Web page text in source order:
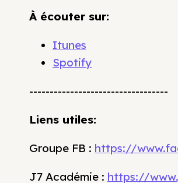
À écouter sur:
Itunes
Spotify
----------------------------------
Liens utiles:
Groupe FB : https://
J7 Académie : https://